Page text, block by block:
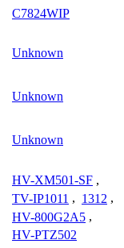
C7824WIP
Unknown
Unknown
Unknown
HV-XM501-SF ,
TV-IP1011 , 1312 ,
HV-800G2A5 ,
HV-PTZ502